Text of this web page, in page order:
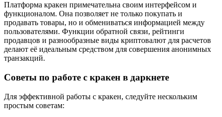
Платформа кракен примечательна своим интерфейсом и
функционалом. Она позволяет не только покупать и
продавать товары, но и обмениваться информацией между
пользователями. Функции обратной связи, рейтинги
продавцов и разнообразные виды криптовалют для расчетов
делают её идеальным средством для совершения анонимных
транзакций.
Советы по работе с кракен в даркнете
Для эффективной работы с кракен, следуйте нескольким
простым советам: